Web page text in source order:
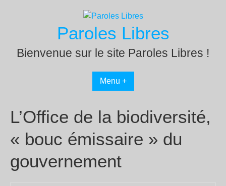
Paroles Libres
Bienvenue sur le site Paroles Libres !
Menu +
L’Office de la biodiversité,
« bouc émissaire » du
gouvernement